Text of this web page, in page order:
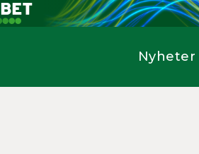
Nyheter